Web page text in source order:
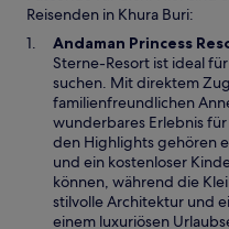
Reisenden in Khura Buri:
Andaman Princess
Sterne-Resort ist ideal
suchen. Mit direktem
familienfreundlichen
wunderbares Erlebnis
den Highlights gehören
und ein kostenloser
können, während die
stilvolle Architektur und
einem luxuriösen